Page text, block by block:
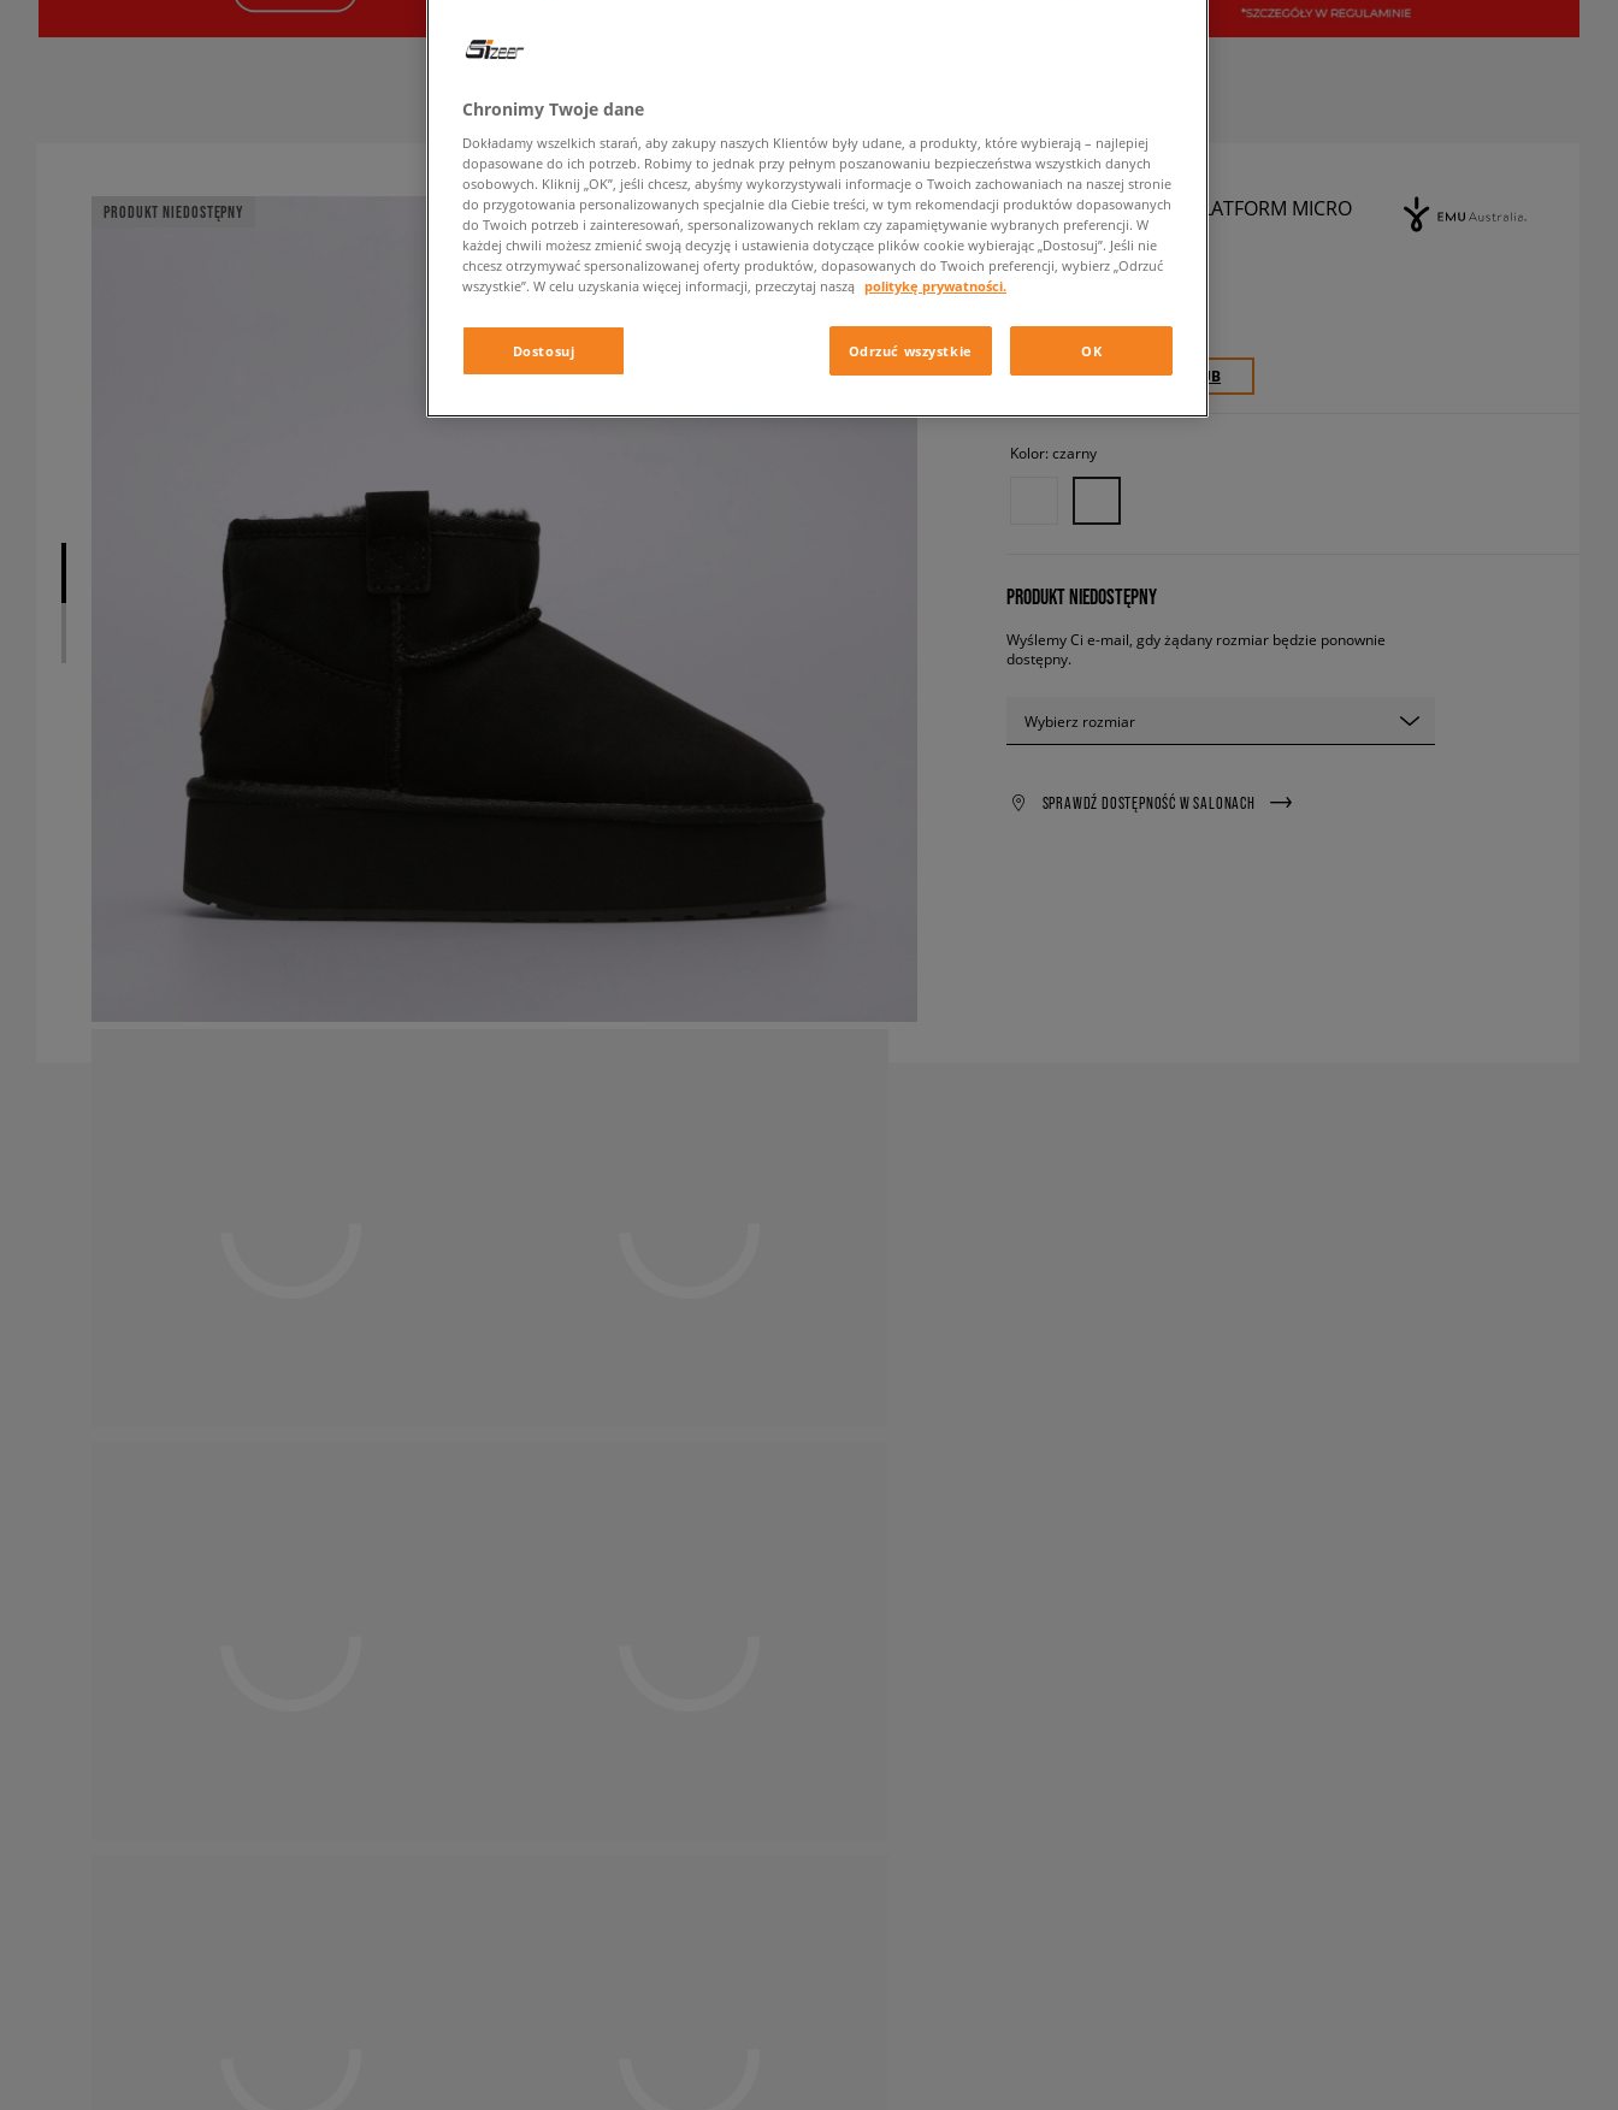
PRODUKT NIEDOSTĘPNY EMU AUSTRALIA FOYFLATFORM MICRO
damskie, buty zimowe
659,99 zł z VAT
✛ 660 PKT. WSIZEERCLUB
Kolor: czarny
PRODUKT NIEDOSTĘPNY
Wyślemy Ci e-mail, gdy żądany rozmiar będzie ponownie
dostępny.
Wybierz rozmiar
SPRAWDŹ DOSTĘPNOŚĆ W SALONACH
Chronimy Twoje dane
Dokładamy wszelkich starań, aby zakupy naszych Klientów były udane, a produkty, które wybierają – najlepiej
dopasowane do ich potrzeb. Robimy to jednak przy pełnym poszanowaniu bezpieczeństwa wszystkich danych
osobowych. Kliknij „OK”, jeśli chcesz, abyśmy wykorzystywali informacje o Twoich zachowaniach na naszej stronie
do przygotowania personalizowanych specjalnie dla Ciebie treści, w tym rekomendacji produktów dopasowanych
do Twoich potrzeb i zainteresowań, spersonalizowanych reklam czy zapamiętywanie wybranych preferencji. W
każdej chwili możesz zmienić swoją decyzję i ustawienia dotyczące plików cookie wybierając „Dostosuj”. Jeśli nie
chcesz otrzymywać spersonalizowanej oferty produktów, dopasowanych do Twoich preferencji, wybierz „Odrzuć
wszystkie”. W celu uzyskania więcej informacji, przeczytaj naszą politykę prywatności.
Dostosuj Odrzuć wszystkie OK